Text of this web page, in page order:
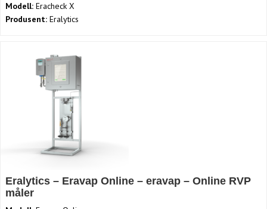
Modell: Eracheck X
Produsent: Eralytics
Eralytics – Eravap Online – eravap – Online RVP
måler